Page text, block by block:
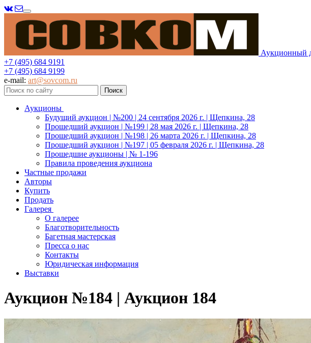
Меню
Аукционный
+7 (495) 684 9191
+7 (495) 684 9199
e-mail: art@sovcom.ru
Аукционы
Будущий аукцион | №200 | 24 сентября 2026 г. | Щепкина, 28
Прошедший аукцион | №199 | 28 мая 2026 г. | Щепкина, 28
Прошедший аукцион | №198 | 26 марта 2026 г. | Щепкина, 28
Прошедший аукцион | №197 | 05 февраля 2026 г. | Щепкина, 28
Прошедшие аукционы | № 1-196
Правила проведения аукциона
Частные продажи
Авторы
Купить
Продать
Галерея
О галерее
Благотворительность
Багетная мастерская
Пресса о нас
Контакты
Юридическая информация
Выставки
Аукцион №184 | Аукцион 184